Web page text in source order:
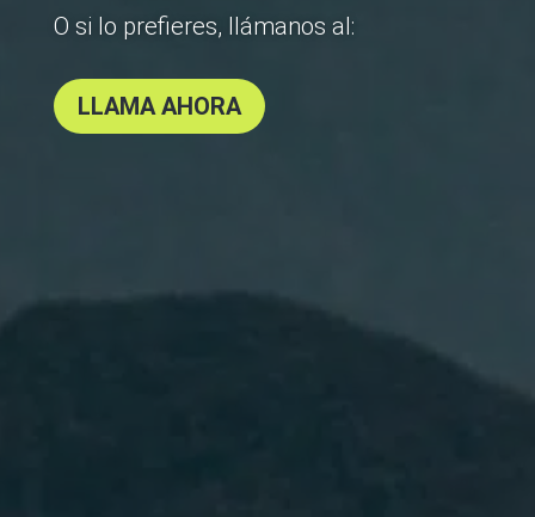
O si lo prefieres, llámanos al:
LLAMA AHORA